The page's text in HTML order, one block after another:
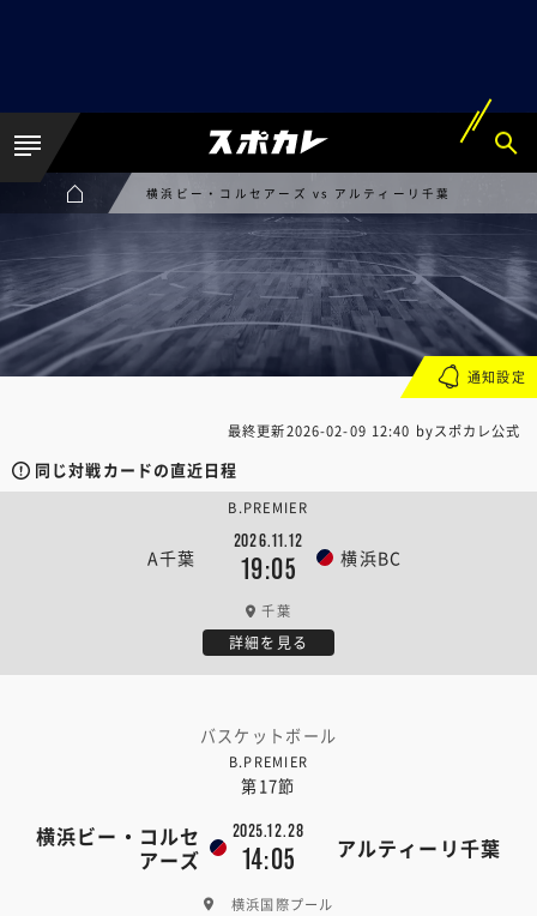
横浜ビー・コルセアーズ vs アルティーリ千葉
最終更新2026-02-09 12:40 byスポカレ公式
同じ対戦カードの直近日程
A千葉
2026.11.12
19:05 横浜BC
B.PREMIER
千葉
詳細を見る
バスケットボール
B.PREMIER
第17節
横浜ビー・コルセ
アーズ
2025.12.28
14:05 アルティーリ千葉
横浜国際プール
通知設定